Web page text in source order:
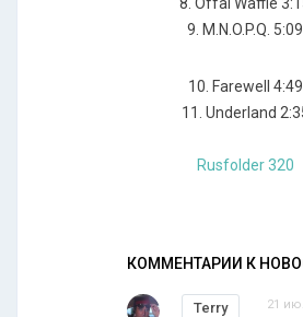
9. M.N.O.P.Q. 5:09
10. Farewell 4:49
11. Underland
Rusfolder 320
КОММЕНТАРИИ К
Terry 21